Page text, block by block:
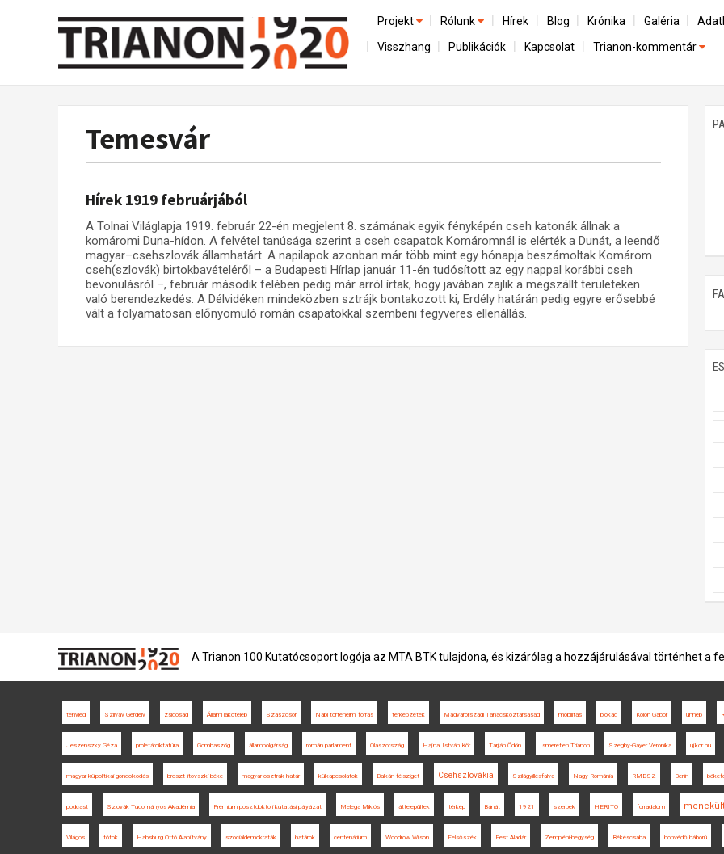
Projekt
Előzmények
Az összeomlás és a magyar társadalom
Utókor és emlékezet
Rólunk
A kutatócsoport működéséről
Hírek Blog Krónika Galéria
Visszhang Publikációk Kapcsolat Trianon-kommentár
Temesvár
Hírek 1919 februárjából
A Tolnai Világlapja 1919. február 22-én megjelent 8. számának egyik fényképén cseh katonák állnak a
komáromi Duna-hídon. A felvétel tanúsága szerint a cseh csapatok Komáromnál is elérték a Dunát, a leendő
magyar–csehszlovák államhatárt. A napilapok azonban már több mint egy hónapja beszámoltak Komárom
cseh(szlovák) birtokbavételéről – a Budapesti Hírlap január 11-én tudósított az egy nappal korábbi cseh
bevonulásról –, február második felében pedig már arról írtak, hogy javában zajlik a megszállt területeken
való berendezkedés. A Délvidéken mindeközben sztrájk bontakozott ki, Erdély határán pedig egyre erősebbé
vált a folyamatosan előnyomuló román csapatokkal szembeni fegyveres ellenállás.
A Trianon 100 Kutatócsoport logója az MTA BTK tulajdona, és kizárólag a hozzájárulásával történhet a
tényleg Szilvay Gergely zsidóság Állami lakótelep Szászcsór Napi történelmi forrás térképzetek Magyarországi Tanácsköztársaság mobilitás blokád Koloh Gábor ünnep
Jeszenszky Géza proletárdiktatúra Gombaszög állampolgárság román parlament Olaszország Hajnal István Kör Tarján Ödön Ismeretlen Trianon Szeghy-Gayer Veronika ujkor.hu
magyar külpolitikai gondolkodás breszt-litovszki béke magyar-osztrák határ külkapcsolatok Balkán-félsziget Csehszlovákia Szilágyillésfalva Nagy-Románia RMDSZ Berlin
podcast Szlovák Tudományos Akadémia Prémium posztdoktori kutatási pályázat Melega Miklós áttelepültek térkép Bánát 1921 szerbek HERITO forradalom
Világos tótok Habsburg Ottó Alapítvány szociáldemokraták határok centenárium Woodrow Wilson Felsőszék Fest Aladár Zempléni-hegység Békéscsaba honvédő háború